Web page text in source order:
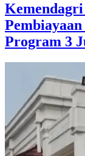
Program 3